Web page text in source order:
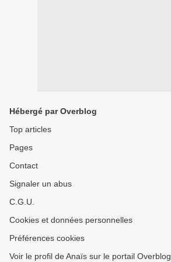
Hébergé par Overblog
Top articles
Pages
Contact
Signaler un abus
C.G.U.
Cookies et données personnelles
Préférences cookies
Voir le profil de Anaïs sur le portail Overblog